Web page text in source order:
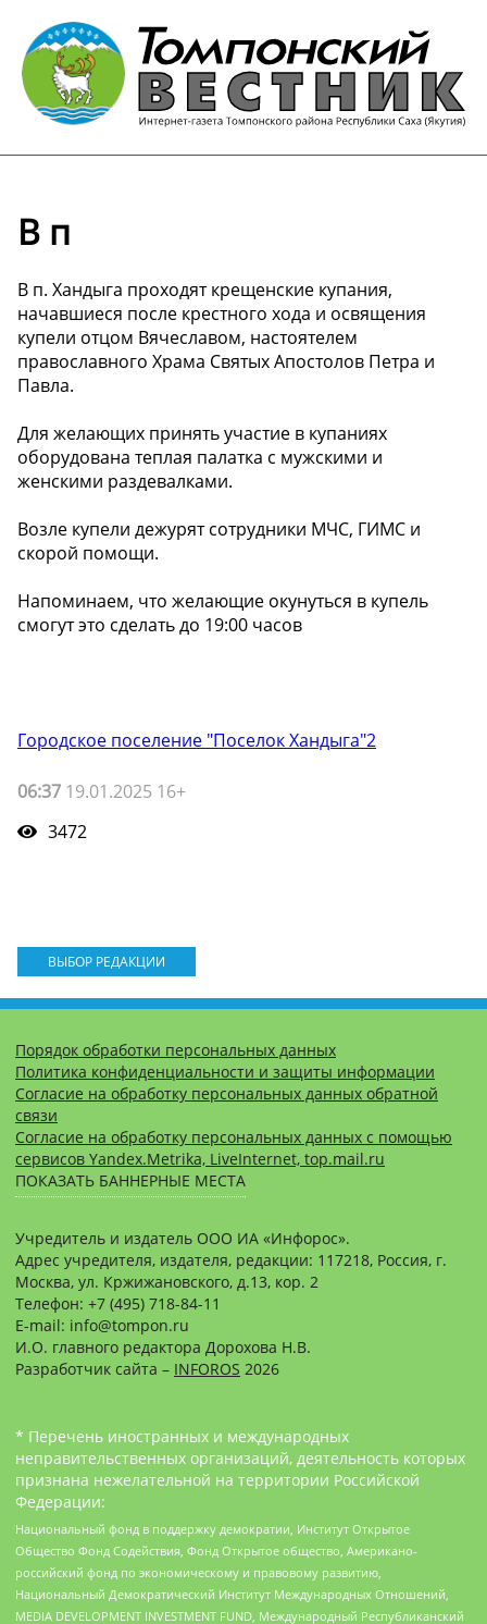
В п
В п. Хандыга проходят крещенские купания,
начавшиеся после крестного хода и освящения
купели отцом Вячеславом, настоятелем
православного Храма Святых Апостолов Петра и
Павла.
Для желающих принять участие в купаниях
оборудована теплая палатка с мужскими и
женскими раздевалками.
Возле купели дежурят сотрудники МЧС, ГИМС и
скорой помощи.
Напоминаем, что желающие окунуться в купель
смогут это сделать до 19:00 часов
Городское поселение "Поселок Хандыга"2
06:37 19.01.2025 16+
3472
ВЫБОР РЕДАКЦИИ
Порядок обработки персональных данных
Политика конфиденциальности и защиты информации
Согласие на обработку персональных данных обратной
связи
Согласие на обработку персональных данных с помощью
сервисов Yandex.Metrika, LiveInternet, top.mail.ru
ПОКАЗАТЬ БАННЕРНЫЕ МЕСТА
Учредитель и издатель ООО ИА «Инфорос».
Адрес учредителя, издателя, редакции: 117218, Россия, г.
Москва, ул. Кржижановского, д.13, кор. 2
Телефон: +7 (495) 718-84-11
E-mail: info@tompon.ru
И.О. главного редактора Дорохова Н.В.
Разработчик сайта – INFOROS 2026
* Перечень иностранных и международных
неправительственных организаций, деятельность которых
признана нежелательной на территории Российской
Федерации:
Национальный фонд в поддержку демократии, Институт Открытое
Общество Фонд Содействия, Фонд Открытое общество, Американо-
российский фонд по экономическому и правовому развитию,
Национальный Демократический Институт Международных Отношений,
MEDIA DEVELOPMENT INVESTMENT FUND, Международный Республиканский